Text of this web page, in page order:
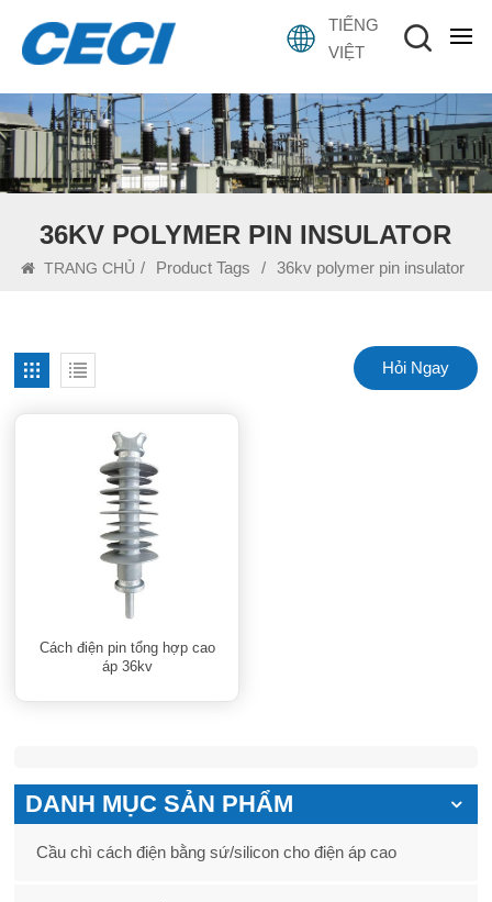
TIẾNG
VIỆT
36KV POLYMER PIN INSULATOR
TRANG CHỦ / Product Tags / 36kv polymer pin insulator
Hỏi Ngay
Cách điện pin tổng hợp cao
áp 36kv
DANH MỤC SẢN PHẨM
Cầu chì cách điện bằng sứ/silicon cho điện áp cao